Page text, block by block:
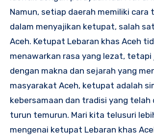
Namun, setiap daerah memiliki cara
dalam menyajikan ketupat, salah
Aceh. Ketupat Lebaran khas Aceh
menawarkan rasa yang lezat, tetapi
dengan makna dan sejarah yang
masyarakat Aceh, ketupat adalah
kebersamaan dan tradisi yang telah
turun temurun. Mari kita telusuri
mengenai ketupat Lebaran khas